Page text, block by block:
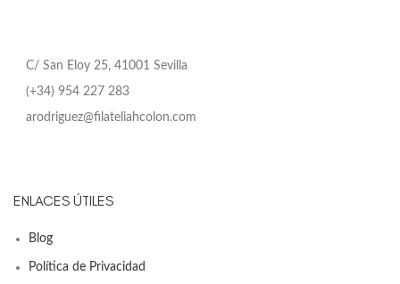
C/ San Eloy 25, 41001 Sevilla
(+34) 954 227 283
arodriguez@filateliahcolon.com
ENLACES ÚTILES
Blog
Política de Privacidad